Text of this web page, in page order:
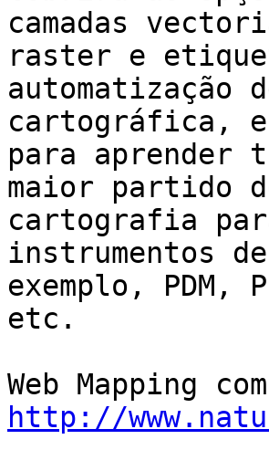
camadas
raster e
automatização
cartográfica,
para aprender
maior partido
cartografia
instrumentos
exemplo, PDM,
etc.
http://